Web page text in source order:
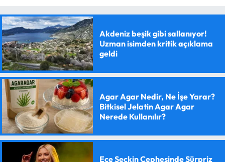
Akdeniz beşik gibi sallanıyor!
Uzman isimden kritik açıklama
geldi
Agar Agar Nedir, Ne İşe Yarar?
Bitkisel Jelatin Agar Agar
Nerede Kullanılır?
Ece Seçkin Cephesinde Sürpriz